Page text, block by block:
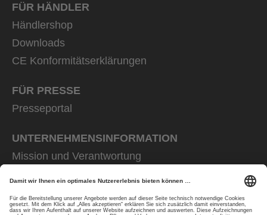
FÜR HÄNDLER
Händlershop
Downloads
CE Konformitätserklärungen
FÜR PRESSE
Presseportal
UNTERNEHMENS­INFORMATION
Mission und Verantwortung
Rainer Winter Stiftung